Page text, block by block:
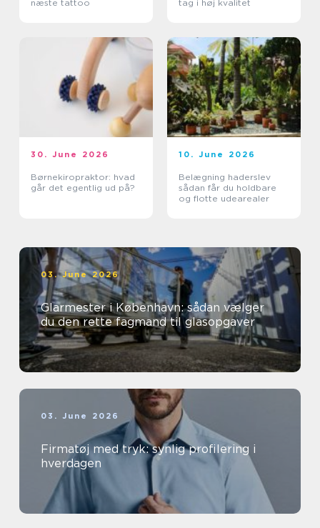
næste tattoo
tag i høj kvalitet
30. June 2026
Børnekiropraktor: hvad
går det egentlig ud på?
10. June 2026
Belægning haderslev
sådan får du holdbare
og flotte udearealer
03. June 2026
Glarmester i København: sådan vælger
du den rette fagmand til glasopgaver
03. June 2026
Firmatøj med tryk: synlig profilering i
hverdagen